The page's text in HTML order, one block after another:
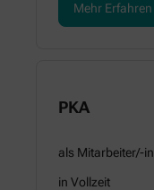
Mehr Erfahren
PKA
als Mitarbeiter/-in
in Vollzeit